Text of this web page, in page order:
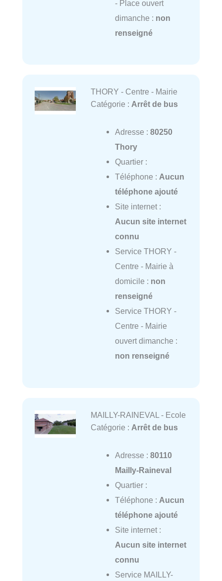
- Place ouvert
dimanche : non
renseigné
THORY - Centre - Mairie
Catégorie : Arrêt de bus
Adresse : 80250
Thory
Quartier :
Téléphone : Aucun
téléphone ajouté
Site internet :
Aucun site internet
connu
Service THORY -
Centre - Mairie à
domicile : non
renseigné
Service THORY -
Centre - Mairie
ouvert dimanche :
non renseigné
MAILLY-RAINEVAL - Ecole
Catégorie : Arrêt de bus
Adresse : 80110
Mailly-Raineval
Quartier :
Téléphone : Aucun
téléphone ajouté
Site internet :
Aucun site internet
connu
Service MAILLY-